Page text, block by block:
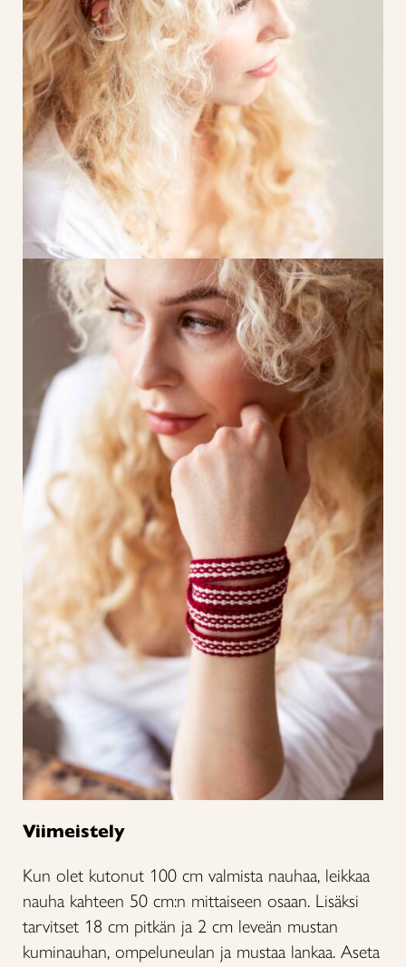
Viimeistely
Kun olet kutonut 100 cm valmista nauhaa, leikkaa
nauha kahteen 50 cm:n mittaiseen osaan. Lisäksi
tarvitset 18 cm pitkän ja 2 cm leveän mustan
kuminauhan, ompeluneulan ja mustaa lankaa. Aseta